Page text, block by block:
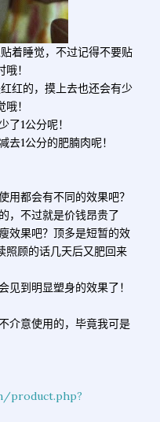
着睡觉，不过记得不要贴
！
红的，摸上去也还会有少
！
了1公分呢！
1公分的肥腩肉呢！
用都会有不同的效果吧？
，不过就是价钱昂贵了
效果吧？顶多是短暂的效
顾的话几天后又肥回来
见到明显塑身的效果了！
介意使用的，毕竟我可是
product.php?